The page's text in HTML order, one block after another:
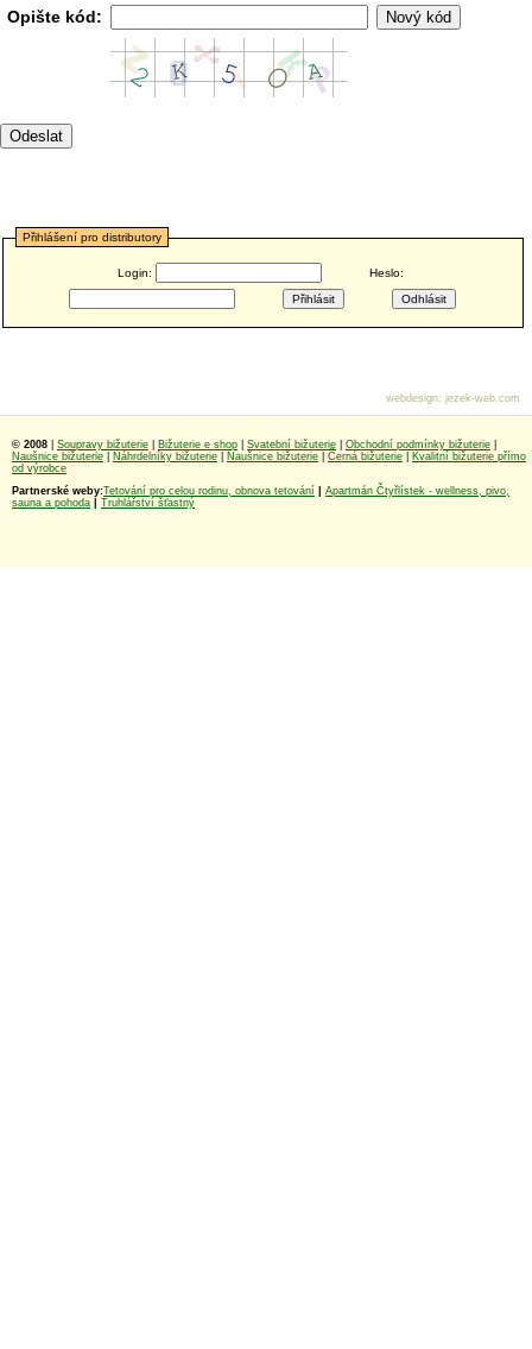
Opište kód:
Přihlášení pro distributory
Login: Heslo:
© 2008 Soupravy bižuterie Bižuterie e shop Svatební bižuterie Obchodní podmínky bižuterie
Naušnice bižuterie
Náhrdelníky bižuterie Naušnice bižuterie Černá bižuterie
Kvalitní bižuterie přímo
od výrobce
Partnerské weby:Tetování pro celou rodinu, obnova tetování
Apartmán Čtyřlístek - wellness, pivo,
sauna a pohoda
Truhlářství šťastný
webdesign: jezek-web.com